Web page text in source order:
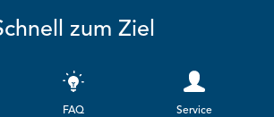
zum Ziel
FAQ Service